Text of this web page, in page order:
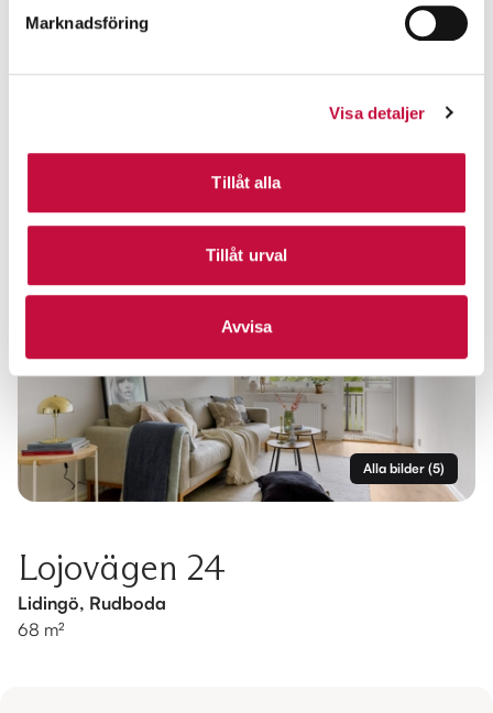
Marknadsföring
Visa detaljer
Tillåt alla
Tillåt urval
Avvisa
Alla bilder (5)
Lojovägen 24
Lidingö, Rudboda
68 m²